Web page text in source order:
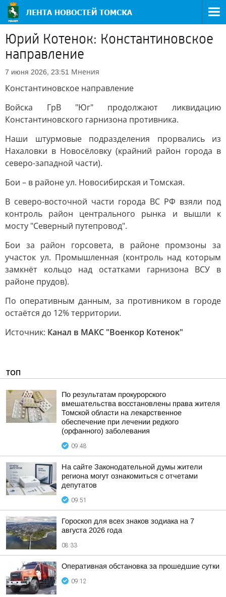
Юрий Котенок: Константиновское
направление
7 июня 2026, 23:51 Мнения
Константиновское направление
Войска ГрВ "Юг" продолжают ликвидацию
Константиновского гарнизона противника.
Наши штурмовые подразделения прорвались из
Нахаловки в Новосёловку (крайний район города в
северо-западной части).
Бои – в районе ул. Новосибирская и Томская.
В северо-восточной части города ВС РФ взяли под
контроль район центрального рынка и вышли к
мосту "Северный путепровод".
Бои за район горсовета, в районе промзоны за
участок ул. Промышленная (контроль над которым
замкнёт кольцо над остатками гарнизона ВСУ в
районе прудов).
По оперативным данным, за противником в городе
остаётся до 12% территории.
Источник: Канал в МАКС "Военкор Котенок"
ТОП
По результатам прокурорского
вмешательства восстановлены права жителя
Томской области на лекарственное
обеспечение при лечении редкого
(орфанного) заболевания
09:48
На сайте Законодательной думы жители
региона могут ознакомиться с отчетами
депутатов
09:51
Гороскоп для всех знаков зодиака на 7
августа 2026 года
08:33
Оперативная обстановка за прошедшие сутки
09:12